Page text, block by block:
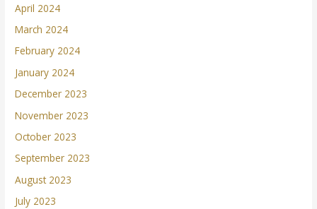
April 2024
March 2024
February 2024
January 2024
December 2023
November 2023
October 2023
September 2023
August 2023
July 2023